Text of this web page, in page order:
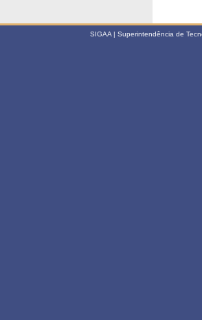
SIGAA | Superintendência de